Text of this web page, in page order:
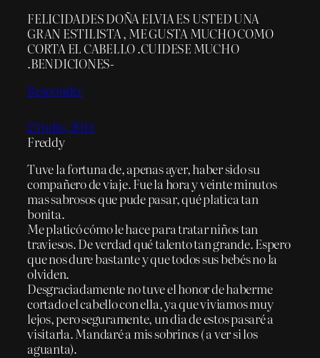
FELICIDADES DOÑA ELVIA ES USTED UNA
GRAN ESTILISTA , ME GUSTA MUCHO COMO
CORTA EL CABELLO .CUIDESE MUCHO
.BENDICIONES-
Responder
23 julio, 2014
Freddy
Tuve la fortuna de, apenas ayer, haber sido su
compañero de viaje. Fue la hora y veinte minutos
mas sabrosos que pude pasar, qué platica tan
bonita.
Me platicó cómo le hace para tratar niños tan
traviesos. De verdad qué talento tan grande. Espero
que nos dure bastante y que todos sus bebés no la
olviden.
Desgraciadamente no tuve el honor de haberme
cortado el cabello con ella, ya que viviamos muy
lejos, pero seguramente, un dia de estos pasaré a
visitarla. Mandaré a mis sobrinos ( a ver si los
aguanta).